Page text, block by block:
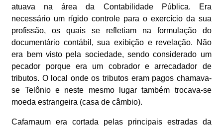
atuava na área da Contabilidade Pública. Era
necessário um rígido controle para o exercício da sua
profissão, os quais se refletiam na formulação do
documentário contábil, sua exibição e revelação. Não
era bem visto pela sociedade, sendo considerado um
pecador porque era um cobrador e arrecadador de
tributos. O local onde os tributos eram pagos chamava-
se Telônio e neste mesmo lugar também trocava-se
moeda estrangeira (casa de câmbio).
Cafarnaum era cortada pelas principais estradas da